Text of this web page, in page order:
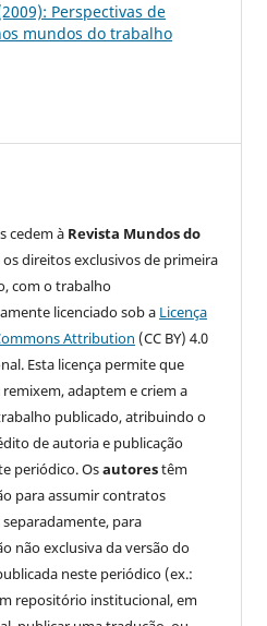
Perspectivas de
mundos do trabalho
cedem à Revista Mundos do
os direitos exclusivos de primeira
com o trabalho
licenciado sob a Licença
Attribution (CC BY) 4.0
Esta licença permite que
remixem, adaptem e criem a
publicado, atribuindo o
de autoria e publicação
periódico. Osautorestêm
para assumir contratos
para
não exclusiva da versão do
neste periódico (ex.:
repositório institucional, em